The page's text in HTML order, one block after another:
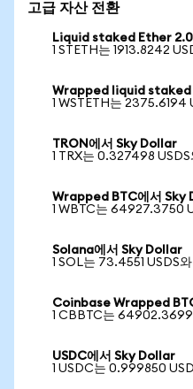
고급 자산 전환
Liquid staked Ether
1 STETH는 1913.8242
Wrapped liquid staked
1 WSTETH는 2375.6194
TRON에서 Sky Dollar
1 TRX는 0.327498 USDS
Wrapped BTC에서 Sky
1 WBTC는 64927.3750
Solana에서 Sky Dollar
1 SOL는 73.4551 USDS
Coinbase Wrapped
1 CBBTC는 64902.3699
USDC에서 Sky Dollar
1 USDC는 0.999850